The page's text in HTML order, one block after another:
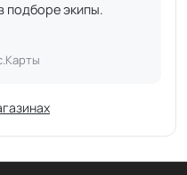
подборе экипы.